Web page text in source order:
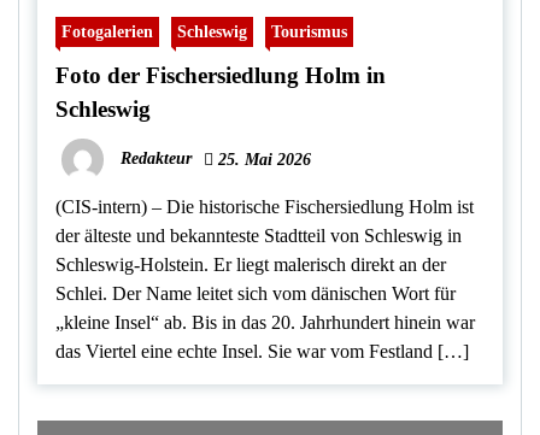
Fotogalerien Schleswig Tourismus
Foto der Fischersiedlung Holm in
Schleswig
Redakteur 25. Mai 2026
(CIS-intern) – Die historische Fischersiedlung Holm ist
der älteste und bekannteste Stadtteil von Schleswig in
Schleswig-Holstein. Er liegt malerisch direkt an der
Schlei. Der Name leitet sich vom dänischen Wort für
„kleine Insel“ ab. Bis in das 20. Jahrhundert hinein war
das Viertel eine echte Insel. Sie war vom Festland […]